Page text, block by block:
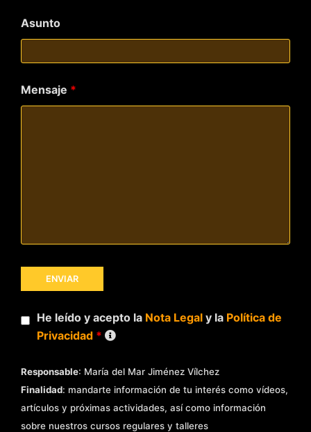
Asunto
Mensaje *
He leído y acepto la Nota Legaly la Política de
Privacidad *
Responsable: María del Mar Jiménez Vílchez
Finalidad: mandarte información de tu interés como vídeos,
artículos y próximas actividades, así como información
sobre nuestros cursos regulares y talleres